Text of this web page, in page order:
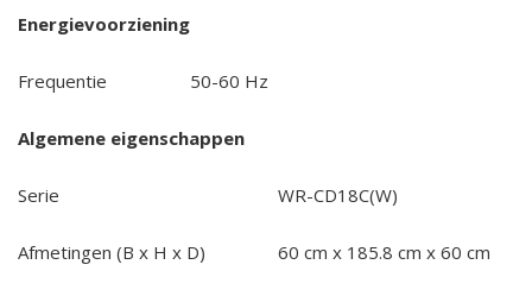
Energievoorziening
Frequentie 50-60 Hz
Algemene eigenschappen
Serie WR-CD18C(W)
Afmetingen (B x H x D) 60 cm x 185.8 cm x 60 cm